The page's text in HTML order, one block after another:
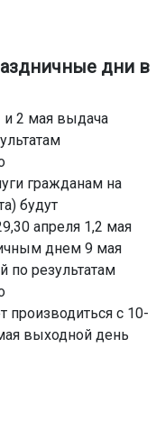
дни в
и 2 мая выдача
гражданам на
будут
апреля 1,2 мая
днем 9 мая
по результатам
производиться с 10-
выходной день